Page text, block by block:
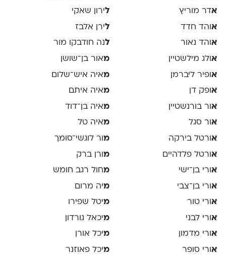
אדר מוריץ
אוהד חדד
אוהד נאור
אולג מילשטיין
אופיר ליברמן
אופק דן
אור בורנשטיין
אור סגל
אורטל בירקה
אורטל פלדהיים
אורי בן־ישי
אורי בן־צבי
אורי טור
אורי לבני
אורי מדמון
אורי סופר
לירון שאקי
לירן אלבז
לנה חודבקו מור
מאור בן־שושן
מאיה איש־שלום
מאיה איתם
מאיה בן־דוד
מאיה טל
מ ור לוגשי־סומך
מורן ברק
מחול רגב חומש
מיה מרום
מיטל שפירו
מיכאל גורדון
מיכל אורן
מיכל פאוזנר